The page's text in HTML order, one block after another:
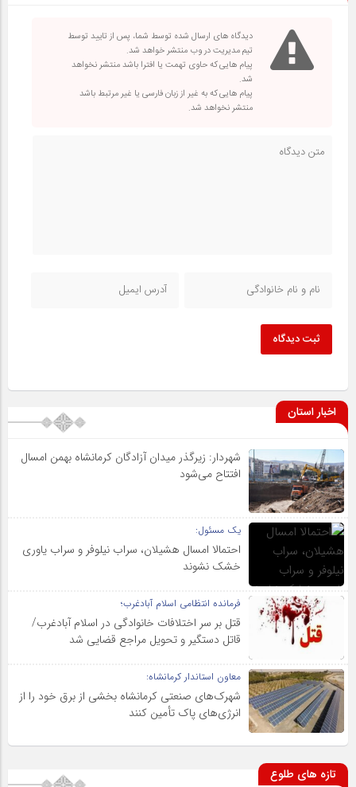
دیدگاه های ارسال شده توسط شما، پس از تایید توسط
تیم مدیریت در وب منتشر خواهد شد.
پیام هایی که حاوی تهمت یا افترا باشد منتشر نخواهد
شد.
پیام هایی که به غیر از زبان فارسی یا غیر مرتبط باشد
منتشر نخواهد شد.
ثبت دیدگاه
اخبار استان
شهردار: زیرگذر میدان آزادگان کرمانشاه بهمن امسال
افتتاح می‌شود
یک مسئول:
احتمالا امسال هشیلان، سراب نیلوفر و سراب یاوری
خشک نشوند
فرمانده انتظامی اسلام آبادغرب؛
قتل بر سر اختلافات خانوادگی در اسلام آبادغرب/
قاتل دستگیر و تحویل مراجع قضایی شد
معاون استاندار کرمانشاه:
شهرک‌های صنعتی کرمانشاه بخشی از برق خود را از
انرژی‌های پاک تأمین کنند
تازه های طلوع